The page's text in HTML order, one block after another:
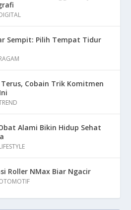
Sempit: Pilih Tempat Tidur
Cobain Trik Komitmen
Alami Bikin Hidup Sehat
Roller NMax Biar Ngacir